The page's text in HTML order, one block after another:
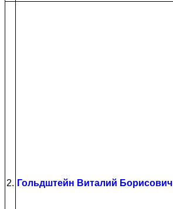
2. Гольдштейн Виталий Борисович